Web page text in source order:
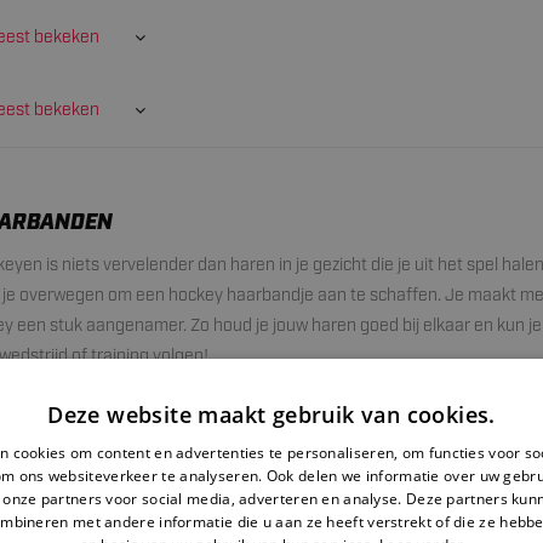
bekeken
bekeken
is niets vervelender dan haren in je gezicht die je uit het spel
overwegen om een hockey haarbandje aan te schaffen. Je maakt
een stuk aangenamer. Zo houd je jouw haren goed bij elkaar en kun je
of training volgen!
haarbanden
zijn voorzien van anti-slip materiaal waardoor ze goed blijven
op het spel. De haarbanden zijn gemaakt van elastisch rubber
hoofd heen zitten en niet zorgen voor irritaties. Daarnaast zijn de
Deze website maakt gebruik van cookies.
cookies om content en advertenties te personaliseren, om functies voor
ons websiteverkeer te analyseren. Ook delen we informatie over uw
partners voor social media, adverteren en analyse. Deze partners
met andere informatie die u aan ze heeft verstrekt of die ze